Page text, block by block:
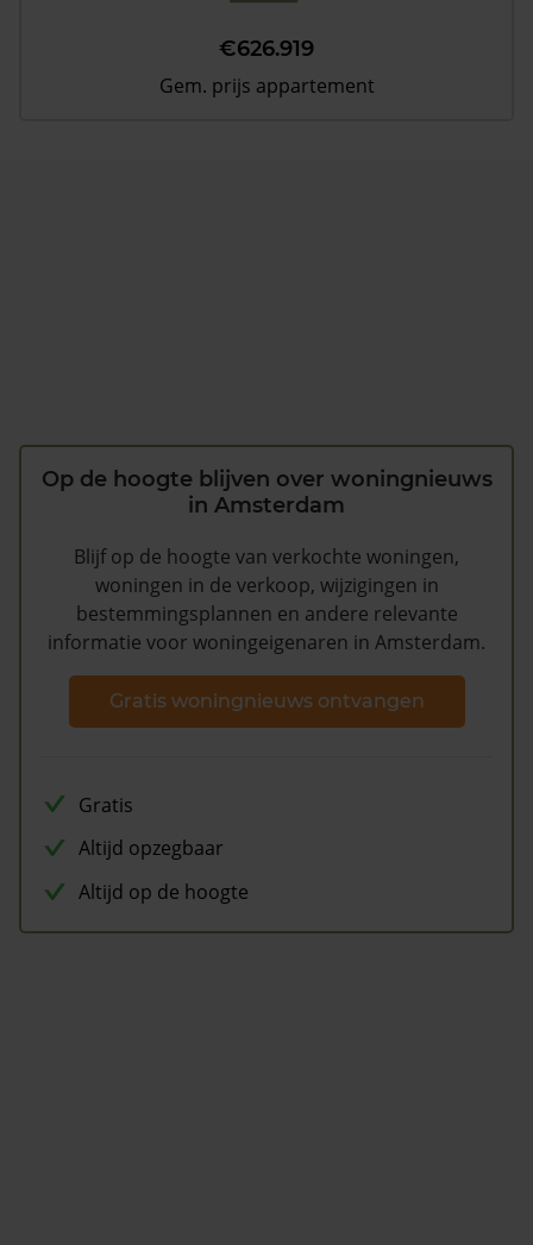
€626.919
Gem. prijs appartement
Op de hoogte blijven over woningnieuws
in Amsterdam
Blijf op de hoogte van verkochte woningen,
woningen in de verkoop, wijzigingen in
bestemmingsplannen en andere relevante
informatie voor woningeigenaren in Amsterdam.
Gratis woningnieuws ontvangen
Gratis
Altijd opzegbaar
Altijd op de hoogte